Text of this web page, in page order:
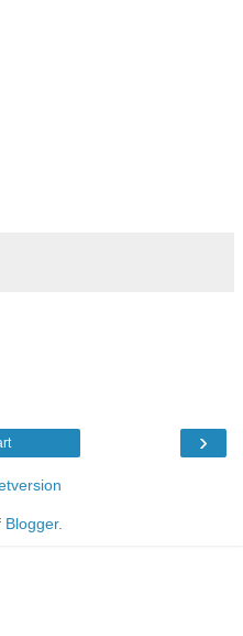
›
Blogger.